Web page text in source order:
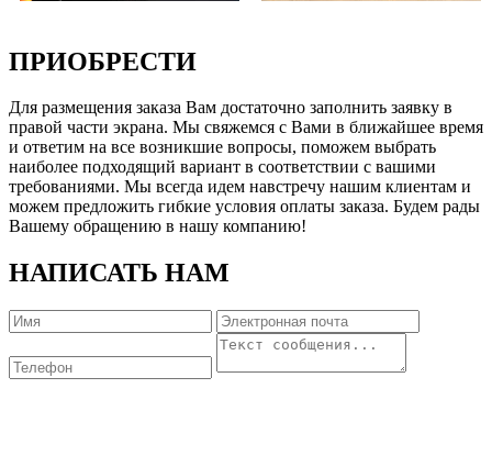
ПРИОБРЕСТИ
Для размещения заказа Вам достаточно заполнить заявку в
правой части экрана. Мы свяжемся с Вами в ближайшее время
и ответим на все возникшие вопросы, поможем выбрать
наиболее подходящий вариант в соответствии с вашими
требованиями. Мы всегда идем навстречу нашим клиентам и
можем предложить гибкие условия оплаты заказа. Будем рады
Вашему обращению в нашу компанию!
НАПИСАТЬ НАМ